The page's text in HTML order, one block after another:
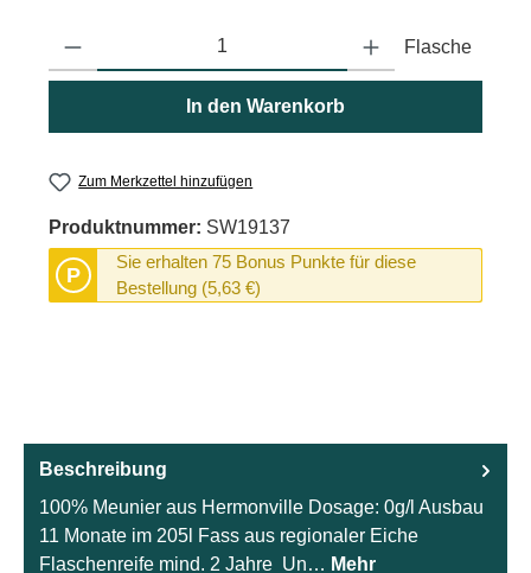
Produkt Anzahl: Gib den gewünschten Wert ein oder benutze
Flasche
In den Warenkorb
Zum Merkzettel hinzufügen
Produktnummer: SW19137
P
Sie erhalten 75 Bonus Punkte für diese
Bestellung (5,63 €)
Beschreibung
100% Meunier aus Hermonville Dosage: 0g/l Ausbau
11 Monate im 205l Fass aus regionaler Eiche
Flaschenreife mind. 2 Jahre Un… Mehr